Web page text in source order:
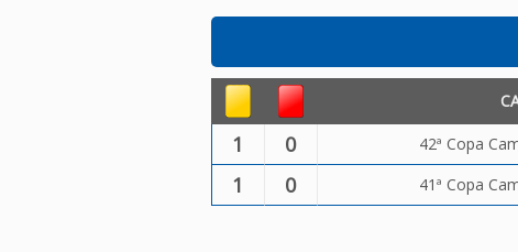
1 0 42ª Copa
1 0 41ª Copa